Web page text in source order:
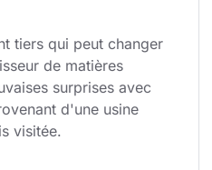
tiers qui peut changer
de matières
surprises avec
d'une usine
visitée.